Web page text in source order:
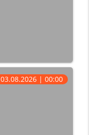
03.08.2026 | 00:00